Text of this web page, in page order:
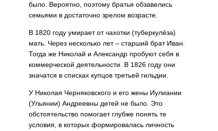
было. Вероятно, поэтому братья обзавелись
семьями в достаточно зрелом возрасте.
В 1820 году умирает от чахотки (туберкулёза)
мать. Через несколько лет – старший брат Иван.
Тогда же Николай и Александр пробуют себя в
коммерческой деятельности. В 1826 году они
значатся в списках купцов третьей гильдии.
У Николая Черняковского и его жены Иулиании
(Ульянии) Андреевны детей не было. Это
обстоятельство помогает глубже понять те
условия, в которых формировалась лич­ность